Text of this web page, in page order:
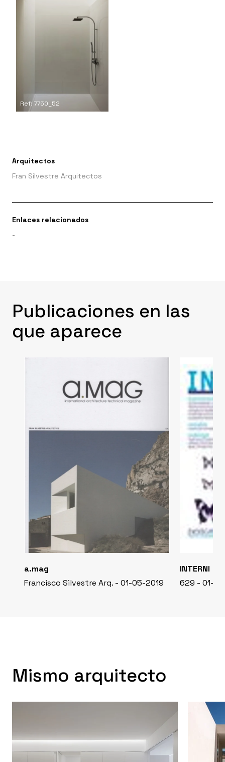
Ref: 7750_52
Arquitectos
Fran Silvestre Arquitectos
Enlaces relacionados
-
Publicaciones en las
que aparece
a.mag
Francisco Silvestre Arq. - 01-05-2019
INTERNI
629 - 01-
Mismo arquitecto